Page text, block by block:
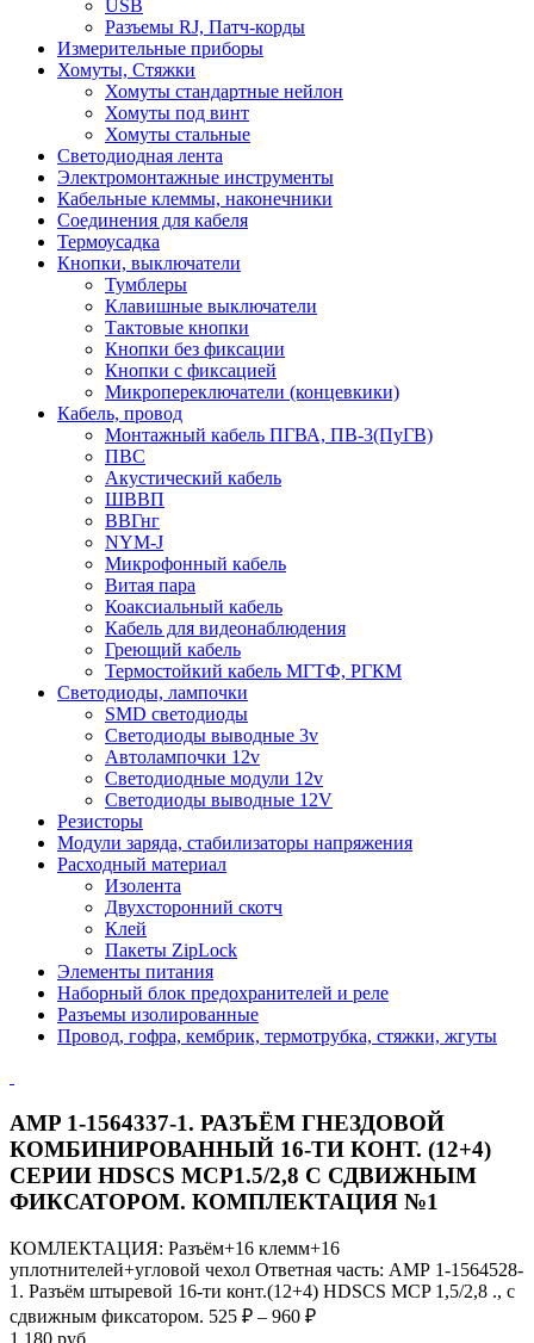
USB
Разъемы RJ, Патч-корды
Измерительные приборы
Хомуты, Стяжки
Хомуты стандартные нейлон
Хомуты под винт
Хомуты стальные
Светодиодная лента
Электромонтажные инструменты
Кабельные клеммы, наконечники
Соединения для кабеля
Термоусадка
Кнопки, выключатели
Тумблеры
Клавишные выключатели
Тактовые кнопки
Кнопки без фиксации
Кнопки с фиксацией
Микропереключатели (концевкики)
Кабель, провод
Монтажный кабель ПГВА, ПВ-3(ПуГВ)
ПВС
Акустический кабель
ШВВП
ВВГнг
NYM-J
Микрофонный кабель
Витая пара
Коаксиальный кабель
Кабель для видеонаблюдения
Греющий кабель
Термостойкий кабель МГТФ, РГКМ
Светодиоды, лампочки
SMD светодиоды
Светодиоды выводные 3v
Автолампочки 12v
Светодиодные модули 12v
Светодиоды выводные 12V
Резисторы
Модули заряда, стабилизаторы напряжения
Расходный материал
Изолента
Двухсторонний скотч
Клей
Пакеты ZipLock
Элементы питания
Наборный блок предохранителей и реле
Разъемы изолированные
Провод, гофра, кембрик, термотрубка, стяжки, жгуты
AMP 1-1564337-1. РАЗЪЁМ ГНЕЗДОВОЙ
КОМБИНИРОВАННЫЙ 16-ТИ КОНТ. (12+4)
СЕРИИ HDSCS MCP1.5/2,8 С СДВИЖНЫМ
ФИКСАТОРОМ. КОМПЛЕКТАЦИЯ №1
КОМЛЕКТАЦИЯ: Разъём+16 клемм+16
уплотнителей+угловой чехол Ответная часть: АМР 1-1564528-
1. Разъём штыревой 16-ти конт.(12+4) HDSCS MCP 1,5/2,8 ., с
сдвижным фиксатором. 525 ₽ – 960 ₽
1 180 руб.